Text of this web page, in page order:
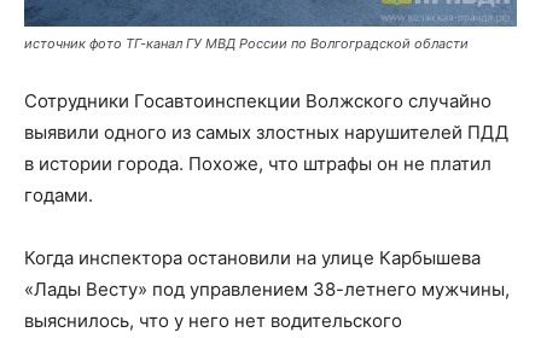
источник фото ТГ-канал ГУ МВД России по Волгоградской области
Сотрудники Госавтоинспекции Волжского случайно
выявили одного из самых злостных нарушителей ПДД
в истории города. Похоже, что штрафы он не платил
годами.
Когда инспектора остановили на улице Карбышева
«Лады Весту» под управлением 38-летнего мужчины,
выяснилось, что у него нет водительского